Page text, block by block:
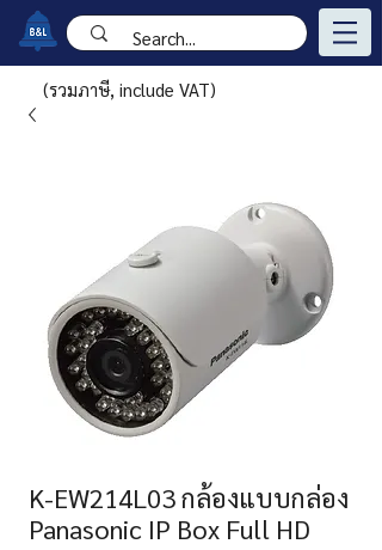
K-EW214L03 กล้องแบบกล่อง
Panasonic IP Box Full HD
(รวมภาษี, include VAT)